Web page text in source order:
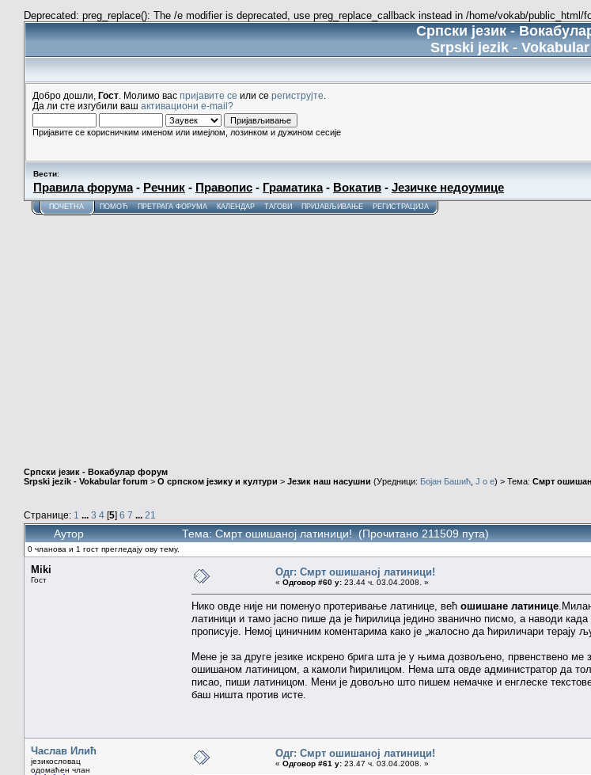
Deprecated: preg_replace(): The /e modifier is deprecated, use preg_replace_callback instead in /home/vokab/
Српски језик -
Srpski jezik -
Добро дошли, Гост . Молимо вас пријавите се или се региструјте
Да ли сте изгубили ваш активациони e-mail?
Пријавите се корисничким именом или имејлом, лозинком и дужином сесије
Вести:
Правила форума- Речник - Правопис - Граматика- Вокатив - Језичке недоумице
ПОЧЕТНА ПОМОЋ ПРЕТРАГА ФОРУМА КАЛЕНДАР ТАГОВИ ПРИЈАВЉИВАЊЕ РЕГИСТРАЦИЈА
Српски језик - Вокабулар форум
Srpski jezik - Vokabular forum > О српском језику и култури > Језик наш насушни (Уредници: Бојан Башић J o e) > Тема: Смрт
Странице: 1 ... 3 4 [5] 6 7 ... 21
Аутор Тема: Смрт ошишаној латиници! (Прочитано 211509 пута)
0 чланова и 1 гост прегледају ову тему.
Miki
Гост
Одг: Смрт ошишаној латиници!
« Одговор #60 у: 23.44 ч. 03.04.2008. »
Нико овде није ни поменуо протеривање латинице, већ ошишане латинице
латиници и тамо јасно пише да је ћирилица једино званично писмо, а наводи
прописује. Немој циничним коментарима како је „жалосно да ћириличари
Мене је за друге језике искрено брига шта је у њима дозвољено, првенствено
ошишаном латиницом, а камоли ћирилицом. Нема шта овде администратор да
писао, пиши латиницом. Мени је довољно што пишем немачке и енглеске
баш ништа против исте.
Часлав Илић
језикословац
одомаћен члан
Одг: Смрт ошишаној латиници!
« Одговор #61 у: 23.47 ч. 03.04.2008. »